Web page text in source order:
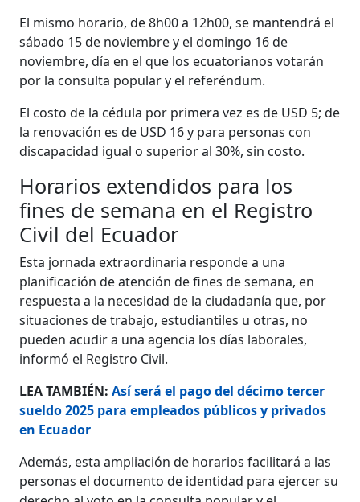
El mismo horario, de 8h00 a 12h00, se mantendrá el
sábado 15 de noviembre y el domingo 16 de
noviembre, día en el que los ecuatorianos votarán
por la consulta popular y el referéndum.
El costo de la cédula por primera vez es de USD 5; de
la renovación es de USD 16 y para personas con
discapacidad igual o superior al 30%, sin costo.
Horarios extendidos para los
fines de semana en el Registro
Civil del Ecuador
Esta jornada extraordinaria responde a una
planificación de atención de fines de semana, en
respuesta a la necesidad de la ciudadanía que, por
situaciones de trabajo, estudiantiles u otras, no
pueden acudir a una agencia los días laborales,
informó el Registro Civil.
LEA TAMBIÉN:Así será el pago del décimo tercer
sueldo 2025 para empleados públicos y privados
en Ecuador
Además, esta ampliación de horarios facilitará a las
personas el documento de identidad para ejercer su